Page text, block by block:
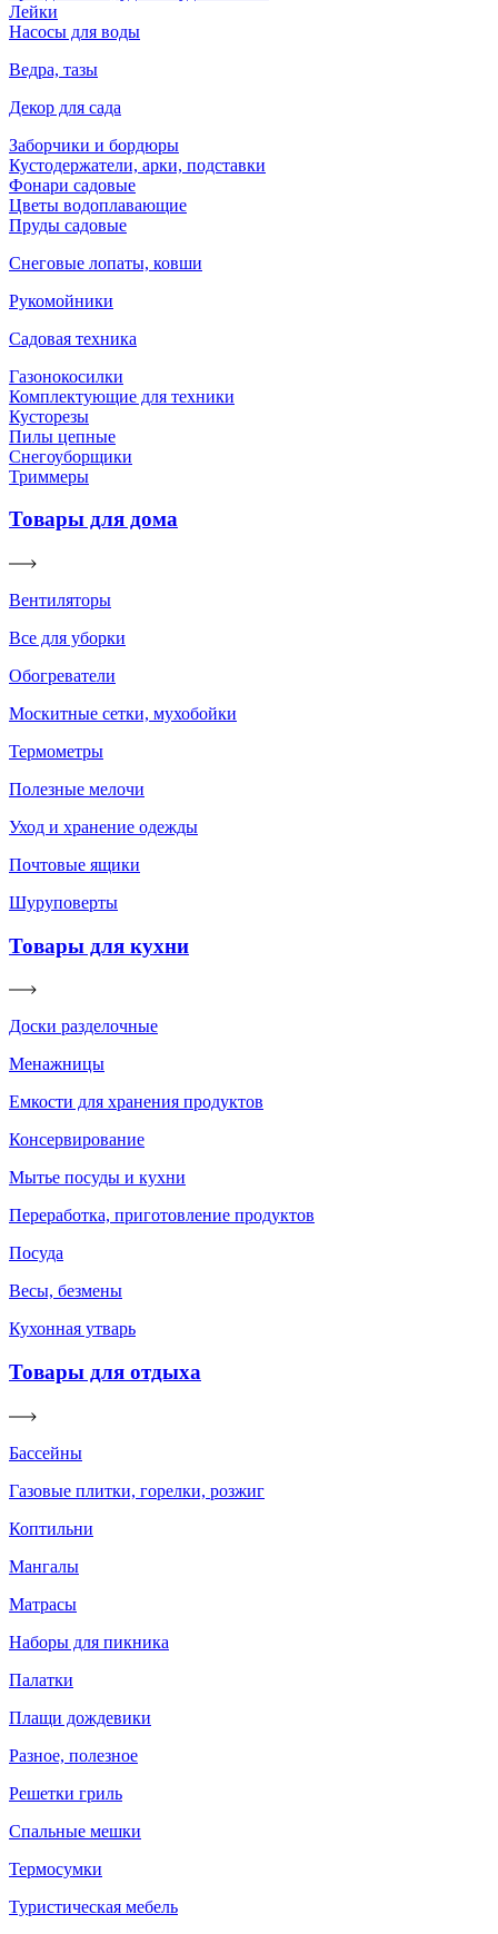
Лейки
Насосы для воды
Ведра, тазы
Декор для сада
Заборчики и бордюры
Кустодержатели, арки, подставки
Фонари садовые
Цветы водоплавающие
Пруды садовые
Снеговые лопаты, ковши
Рукомойники
Садовая техника
Газонокосилки
Комплектующие для техники
Кусторезы
Пилы цепные
Снегоуборщики
Триммеры
Товары для дома
Вентиляторы
Все для уборки
Обогреватели
Москитные сетки, мухобойки
Термометры
Полезные мелочи
Уход и хранение одежды
Почтовые ящики
Шуруповерты
Товары для кухни
Доски разделочные
Менажницы
Емкости для хранения продуктов
Консервирование
Мытье посуды и кухни
Переработка, приготовление продуктов
Посуда
Весы, безмены
Кухонная утварь
Товары для отдыха
Бассейны
Газовые плитки, горелки, розжиг
Коптильни
Мангалы
Матрасы
Наборы для пикника
Палатки
Плащи дождевики
Разное, полезное
Решетки гриль
Спальные мешки
Термосумки
Туристическая мебель